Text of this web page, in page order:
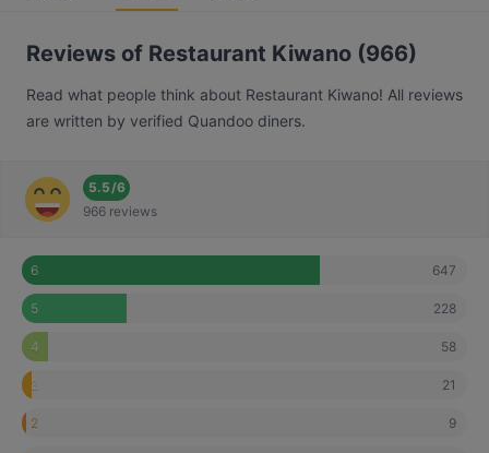
Reviews of Restaurant Kiwano (966)
Read what people think about Restaurant Kiwano! All reviews
are written by verified Quandoo diners.
5.5/6
966 reviews
6 647
5 228
4 58
3 21
2 9